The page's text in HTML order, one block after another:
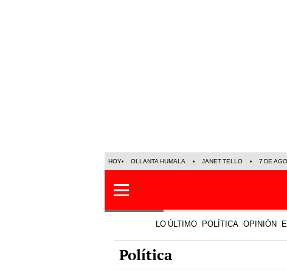
HOY OLLANTA HUMALA JANET TELLO 7 DE
LO ÚLTIMO POLÍTICA OPINIÓN
Política